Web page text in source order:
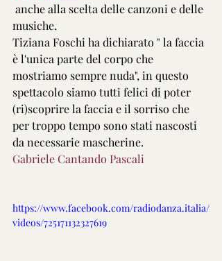
musiche.
Tiziana Foschi ha dichiarato " la faccia
è l'unica parte del corpo che
mostriamo sempre nuda", in questo
spettacolo siamo tutti felici di poter
(ri)scoprire la faccia e il sorriso che
per troppo tempo sono stati nascosti
da necessarie mascherine.
Gabriele Cantando Pascali
https://www.facebook.com/radiodanza.italia/
videos/725171132327619